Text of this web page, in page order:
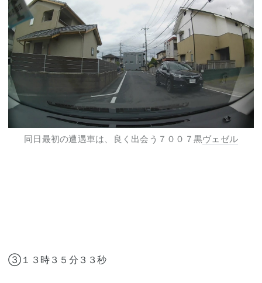
同日最初の遭遇車は、良く出会う７００７黒ヴェゼル
③１３時３５分３３秒